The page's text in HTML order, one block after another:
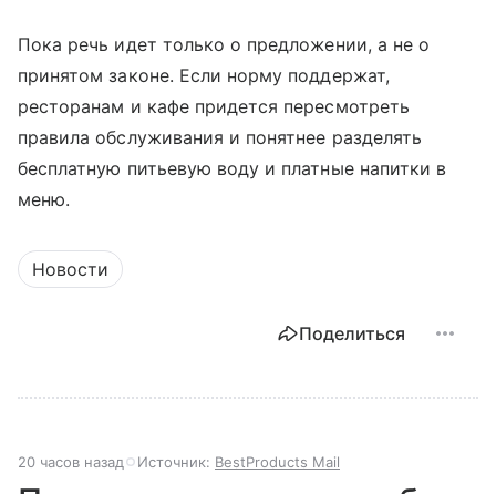
Пока речь идет только о предложении, а не о
принятом законе. Если норму поддержат,
ресторанам и кафе придется пересмотреть
правила обслуживания и понятнее разделять
бесплатную питьевую воду и платные напитки в
меню.
Новости
Поделиться
20 часов назад Источник: BestProducts Mail